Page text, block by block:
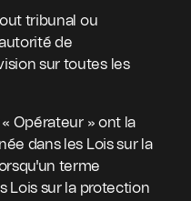
tribunal ou
de
sur toutes les
« Opérateur » ont la
dans les Lois sur la
terme
Lois sur la protection